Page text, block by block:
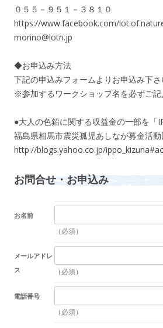
０５５－９５１－３８１０
https://www.facebook.com/
morino@lotn.jp
◆お申込み方法
下記の申込みフォームよりお申込み下さ
※参加するワークショップ名を必ずご記
●大人の色鉛に関する収益金の一部を「
福島県相馬市震災孤児あしなが募金活動
http://blogs.yahoo.co.jp/
お問合せ・お申込み
お名前
（必須）
メールアドレ
ス
（必須）
電話番号
（必須）